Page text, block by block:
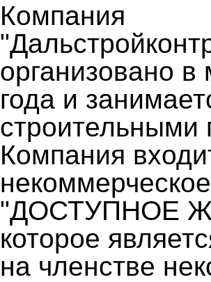
Компания
организовано в
года и
строительными
Компания
"ДОСТУПНОЕ
которое
на членстве